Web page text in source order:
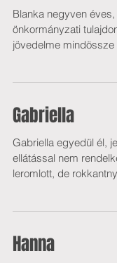
Blanka negyven
önkormányzati
jövedelme mindössze
Gabriella
Gabriella egyedül él,
ellátással nem
leromlott, de
Hanna